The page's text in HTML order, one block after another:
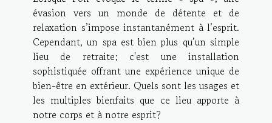
évasion vers un monde de détente et de
relaxation s’impose instantanément à l’esprit.
Cependant, un spa est bien plus qu’un simple
lieu de retraite; c'est une installation
sophistiquée offrant une expérience unique de
bien-être en extérieur. Quels sont les usages et
les multiples bienfaits que ce lieu apporte à
notre corps et à notre esprit?